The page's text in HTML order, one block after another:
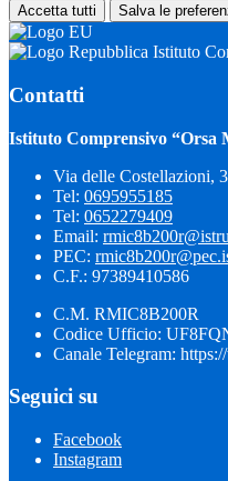
Accetta tutti Salva le
Istituto
Contatti
Istituto Comprensivo “Orsa
Via delle Costellazioni,
Tel: 0695955185
Tel: 0652279409
Email:
PEC:
C.F.: 97389410586
C.M. RMIC8B200R
Codice Ufficio:
Canale Telegram:
Seguici su
Facebook
Instagram